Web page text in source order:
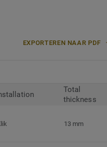
EXPORTEREN NAAR PDF
Total
thickness
13 mm